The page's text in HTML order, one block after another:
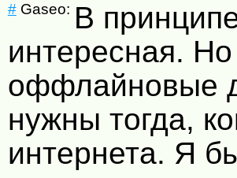
#Gaseo: В
интересная. Но
оффлайновые
нужны тогда,
интернета. Я